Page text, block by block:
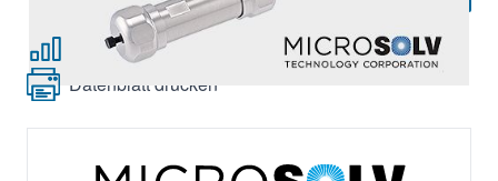
Zur Vergleichsliste hinzufügen
Datenblatt drucken